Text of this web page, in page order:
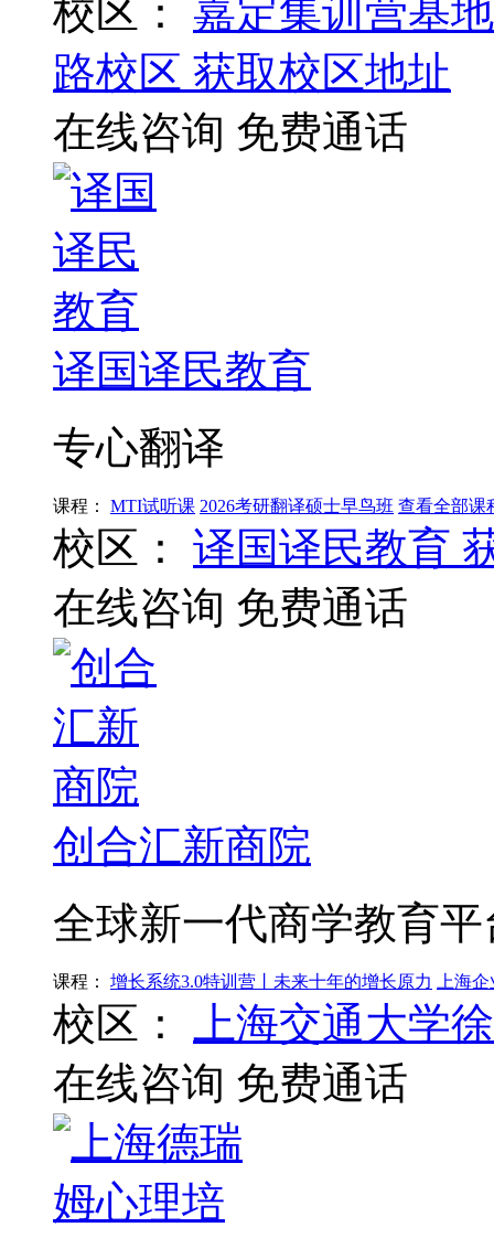
校区：
嘉定集训营基地
路校区 获取校区地址
在线咨询 免费通话
译国译民教育
专心翻译
课程： MTI试听课 2026考研翻译硕士早鸟班 查看全部课
校区： 译国译民教育
在线咨询 免费通话
创合汇新商院
全球新一代商学教育平
课程： 增长系统3.0特训营丨未来十年的增长原力 上海
校区：
上海交通大学
在线咨询 免费通话